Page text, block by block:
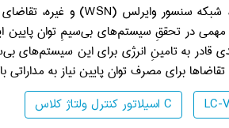
شبکه سنسور وایرلس (WSN) و غیره،
مهمی در تحققِ سیستم‌های بی‌سیمِ توان پایین
قادر به تامینِ انرژی برای این سیستم‌های
برای مصرف توان پایین نیاز به مداراتی با
اسیلاتور کنترل ولتاژ کلاس C LC-